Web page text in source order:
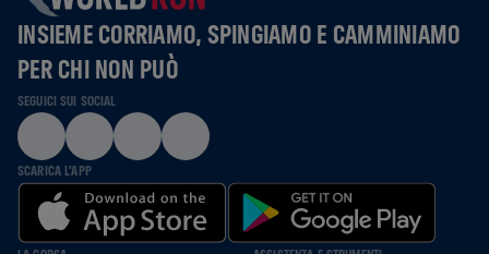
INSIEME CORRIAMO, SPINGIAMO E CAMMINIAMO
PER CHI NON PUÒ
SEGUICI SUI SOCIAL
SCARICA L'APP